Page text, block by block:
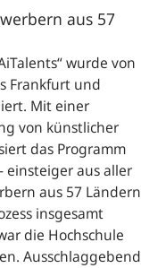
aus 57
wurde von
Frankfurt und
Mit einer
von künstlicher
das Programm
aus aller
aus 57 Ländern
insgesamt
die Hochschule
Ausschlaggebend